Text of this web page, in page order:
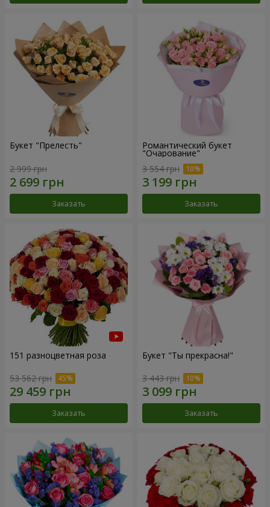
Букет "Прелесть"
2 999 грн
Заказать
Романтический букет
"Очарование"
3 554 грн
Заказать
151 разноцветная роза
53 562 грн
Заказать
Букет "Ты прекрасна!"
3 443 грн
Заказать